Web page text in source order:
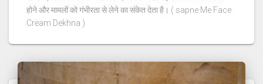
होने और मामलों को गंभीरता से लेने का संकेत देता है। ( sapne Me Face
Cream Dekhna )